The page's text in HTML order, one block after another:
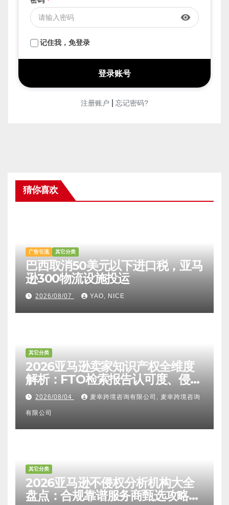
用户名*
face
密码*
visibility
记住我，免登录
广告引流 其它分类
巴西取消50美元以下进口税，亚马
其它分类
2026亚马逊卖家知识产权全维度